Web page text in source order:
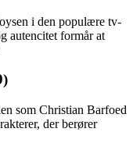
i den populære tv-
autencitet formår at
som Christian Barfoed
der berører